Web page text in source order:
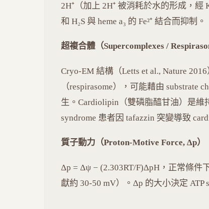
2H⁺（加上 2H⁺ 被消耗於水的形成，經
和 H₂S 與 heme a₃ 的 Fe²⁺ 結合而抑制。
超複合體（Supercomplexes /
Cryo-EM 結構（Letts et al., Nature
（respirasome），可能藉由 substrate
生。Cardiolipin（雙磷脂醯甘油）是維
syndrome 患者因 tafazzin 突變導致
質子動力（Proton-Motive Force, Δp）
Δp = Δψ − (2.303RT/F)ΔpH，正常條件
獻約 30-50 mV）。Δp 的大小決定 ATP